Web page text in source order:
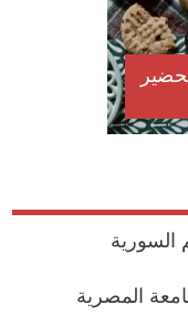
السورية
المصرية